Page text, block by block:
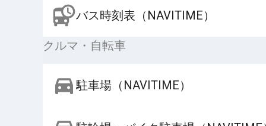
バス時刻表（NAVITIME）
クルマ・自転車
駐車場（NAVITIME）